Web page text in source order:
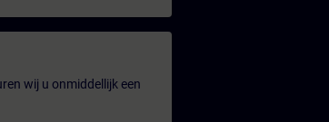
wij u onmiddellijk een